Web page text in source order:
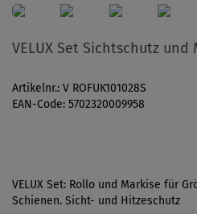
VELUX Set Sichtschutz und
Artikelnr.: V ROFUK101028S
EAN-Code: 5702320009958
VELUX Set: Rollo und Markise für
Schienen. Sicht- und Hitzeschutz